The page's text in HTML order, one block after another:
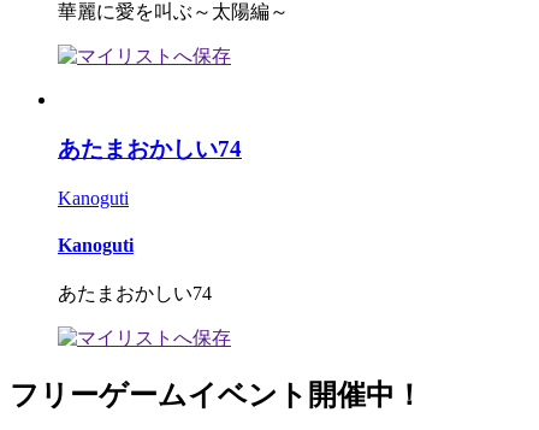
華麗に愛を叫ぶ～太陽編～
あたまおかしい74
Kanoguti
Kanoguti
あたまおかしい74
フリーゲームイベント開催中！